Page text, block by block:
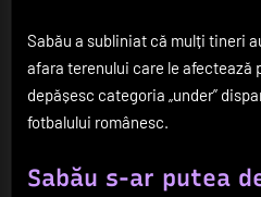
Sabău a subliniat că mulți tineri
afara terenului care le afectează
depășesc categoria „under”
fotbalului românesc.
Sabău s-ar putea